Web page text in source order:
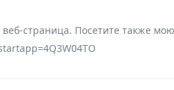
страница. Посетите также